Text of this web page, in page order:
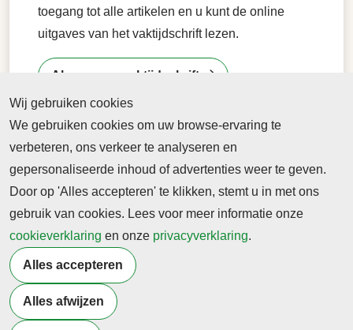
toegang tot alle artikelen en u kunt de online
uitgaves van het vaktijdschrift lezen.
Abonneren vaktijdschrift
Wij gebruiken cookies
We gebruiken cookies om uw browse-ervaring te
verbeteren, ons verkeer te analyseren en
gepersonaliseerde inhoud of advertenties weer te geven.
Door op 'Alles accepteren' te klikken, stemt u in met ons
gebruik van cookies. Lees voor meer informatie onze
cookieverklaring en onze privacyverklaring.
Alles accepteren
Alles afwijzen
Abonnement
Nieuws
Meld je aan voor de nieuwsbrief